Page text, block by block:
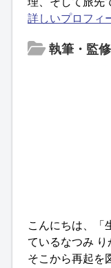
詳しいプロフィ
執筆・監修
こんにちは、「
ているなつみ り
そこから再起を